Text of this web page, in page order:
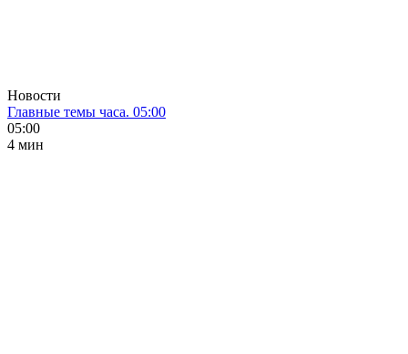
Новости
Главные темы часа. 05:00
05:00
4 мин